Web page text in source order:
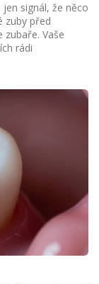
signál, že něco
zuby před
zubaře. Vaše
rádi